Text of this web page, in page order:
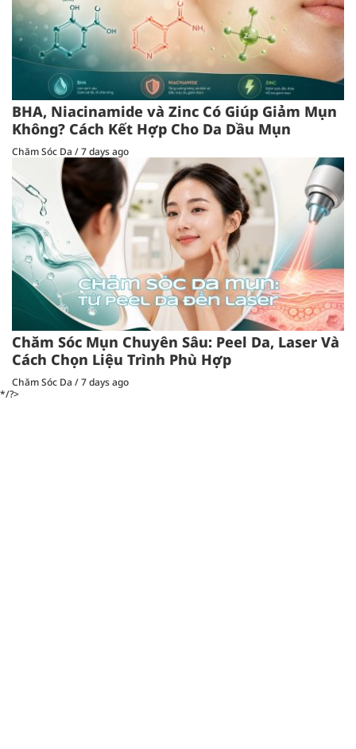
BHA, Niacinamide và Zinc Có Giúp Giảm Mụn
Không? Cách Kết Hợp Cho Da Dầu Mụn
Chăm Sóc Da /7 days ago
Chăm Sóc Mụn Chuyên Sâu: Peel Da, Laser Và
Cách Chọn Liệu Trình Phù Hợp
Chăm Sóc Da /7 days ago
*/?>